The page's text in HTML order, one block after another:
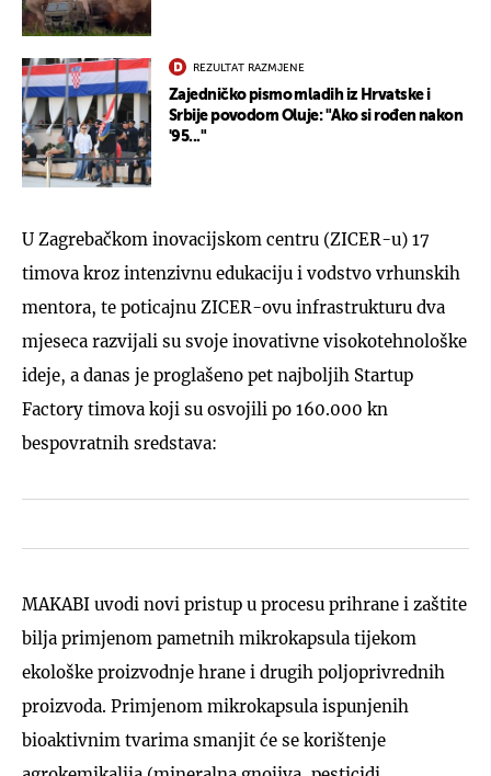
REZULTAT RAZMJENE
Zajedničko pismo mladih iz Hrvatske i
Srbije povodom Oluje: "Ako si rođen nakon
'95..."
U Zagrebačkom inovacijskom centru (ZICER-u) 17
timova kroz intenzivnu edukaciju i vodstvo vrhunskih
mentora, te poticajnu ZICER-ovu infrastrukturu dva
mjeseca razvijali su svoje inovativne visokotehnološke
ideje, a danas je proglašeno pet najboljih Startup
Factory timova koji su osvojili po 160.000 kn
bespovratnih sredstava:
MAKABI uvodi novi pristup u procesu prihrane i zaštite
bilja primjenom pametnih mikrokapsula tijekom
ekološke proizvodnje hrane i drugih poljoprivrednih
proizvoda. Primjenom mikrokapsula ispunjenih
bioaktivnim tvarima smanjit će se korištenje